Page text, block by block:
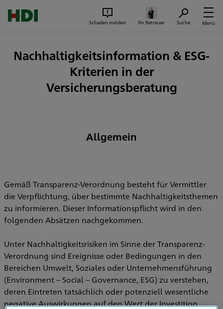
Schaden melden Ihr Betreuer Suche Menü
Nachhaltigkeitsinformation & ESG-
Kriterien in der
Versicherungsberatung
Allgemein
Gemäß Transparenz-Verordnung besteht für Vermittler
die Verpflichtung, über bestimmte Nachhaltigkeitsthemen
zu informieren. Dieser Informationspflicht wird in den
folgenden Absätzen nachgekommen.
Unter Nachhaltigkeitsrisiken im Sinne der Transparenz-
Verordnung sind Ereignisse oder Bedingungen in den
Bereichen Umwelt, Soziales oder Unternehmensführung
(Environment – Social – Governance, ESG) zu verstehen,
deren Eintreten tatsächlich oder potenziell wesentliche
negative Auswirkungen auf den Wert der Investition